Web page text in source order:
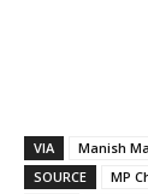
VIA
Manish
SOURCE
MP